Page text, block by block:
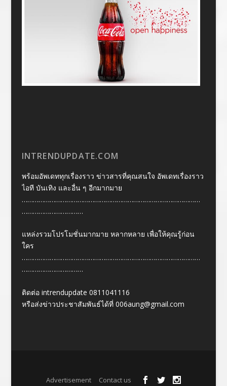
INTRENDUPDATE.COM
พร้อมอัพเดททุกเรื่องราว ข่าวสารที่คุณสนใจ อัพเดทเรื่องราว
ไอที บันเทิง และอื่น ๆ อีกมากมาย
……………………………………………………………………………………
……………………………
แหล่งรวมโปรโมชั่นมากมาย หลากหลาย เพื่อให้คุณรู้ก่อน
ใคร
……………………………………………………………………………………
……………………………
ติดต่อ intrendupdate 0811041116
หรือส่งข่าวประชาสัมพันธ์ได้ที่ 006aung@gmail.com
Advertisement Contact us